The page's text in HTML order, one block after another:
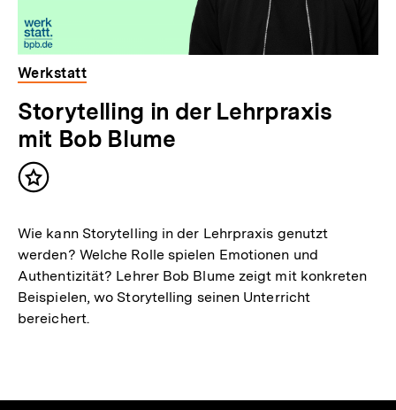
Werkstatt
Storytelling in der Lehrpraxis
mit Bob Blume
Inhalt
Wie kann Storytelling in der Lehrpraxis genutzt
werden? Welche Rolle spielen Emotionen und
Authentizität? Lehrer Bob Blume zeigt mit konkreten
Beispielen, wo Storytelling seinen Unterricht
bereichert.